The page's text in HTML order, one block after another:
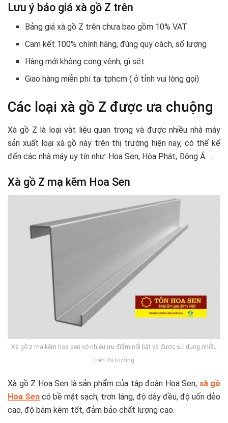
Lưu ý báo giá xà gồ Z trên
Bảng giá xà gồ Z trên chưa bao gồm 10% VAT
Cam kết 100% chính hãng, đúng quy cách, số lượng
Hàng mới không cong vênh, gì sét
Giao hàng miễn phí tại tphcm ( ở tỉnh vui lòng gọi)
Các loại xà gồ Z được ưa chuộng
Xà gồ Z là loại vật liệu quan trọng và được nhiều nhà máy
sản xuất loại xà gồ này trên thị trường hiện nay, có thể kể
đến các nhà máy uy tín như: Hoa Sen, Hòa Phát, Đông Á …
Xà gồ Z mạ kẽm Hoa Sen
Xà gồ z mạ kẽm hoa sen có nhiều ưu điểm nổi bật và được sử dụng nhiều
trên thị trường
Xà gồ Z Hoa Sen là sản phẩm của tập đoàn Hoa Sen, xà gồ
Hoa Sen có bề mặt sạch, trơn láng, độ dày đều, độ uốn dẻo
cao, độ bám kẽm tốt, đảm bảo chất lượng cao.